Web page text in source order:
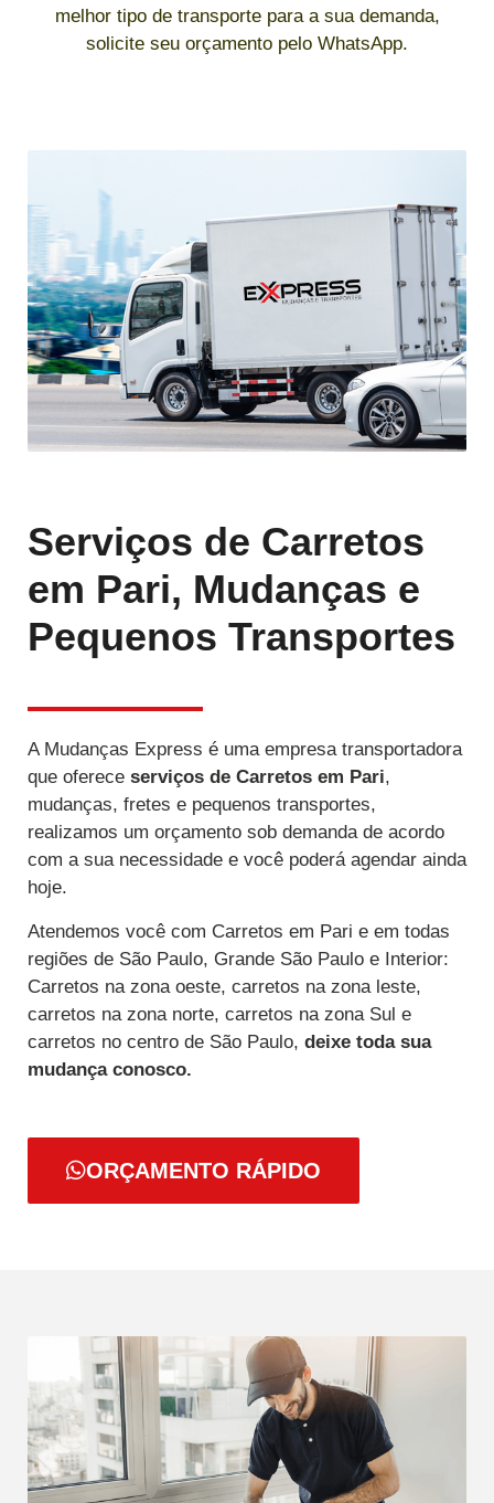
melhor tipo de transporte para a sua demanda,
solicite seu orçamento pelo WhatsApp.
Serviços de Carretos
em Pari, Mudanças e
Pequenos Transportes
A Mudanças Express é uma empresa transportadora
que oferece serviços de Carretos em Pari,
mudanças, fretes e pequenos transportes,
realizamos um orçamento sob demanda de acordo
com a sua necessidade e você poderá agendar ainda
hoje.
Atendemos você com Carretos em Pari e em todas
regiões de São Paulo, Grande São Paulo e Interior:
Carretos na zona oeste, carretos na zona leste,
carretos na zona norte, carretos na zona Sul e
carretos no centro de São Paulo, deixe toda sua
mudança conosco.
ORÇAMENTO RÁPIDO